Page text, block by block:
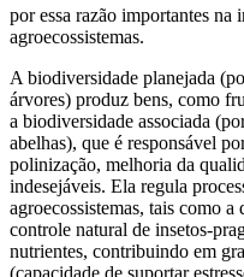
por essa razão importantes na
agroecossistemas.
A biodiversidade planejada
árvores) produz bens, como
a biodiversidade associada
abelhas), que é responsável
polinização, melhoria da
indesejáveis. Ela regula
agroecossistemas, tais como
controle natural de insetos-
nutrientes, contribuindo em
(capacidade de suportar